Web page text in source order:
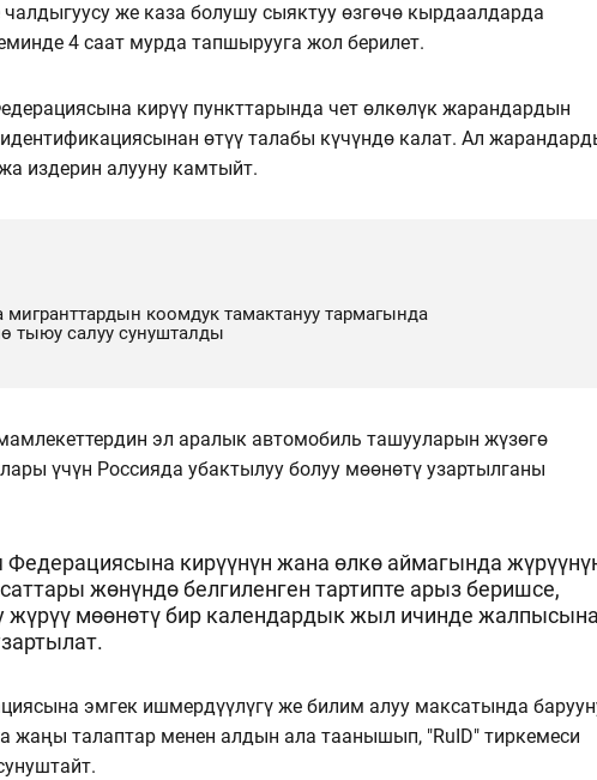
же каза болушу сыяктуу өзгөчө кырдаалдарда
4 саат мурда тапшырууга жол берилет.
кирүү пункттарында чет өлкөлүк жарандардын
өтүү талабы күчүндө калат. Ал
издерин алууну камтыйт.
мигранттардын коомдук тамактануу тармагында
тыюу салуу сунушталды
эл аралык автомобиль ташууларын жүзөгө
үчүн Россияда убактылуу болуу мөөнөтү узартылганы
Федерациясына кирүүнүн жана өлкө аймагында
жөнүндө белгиленген тартипте арыз беришсе,
жүрүү мөөнөтү бир календардык жыл ичинде
эмгек ишмердүүлүгү же билим алуу максатында
жаңы талаптар менен алдын ала таанышып, "RuID" тиркемеси